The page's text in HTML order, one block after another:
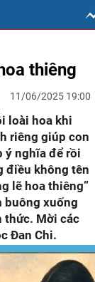
thiêng
11/06/2025 19:00
loài hoa khi
riêng giúp con
ý nghĩa để rồi
điều không tên
lẽ hoa thiêng”
buông xuống
thức. Mời các
Đan Chi.